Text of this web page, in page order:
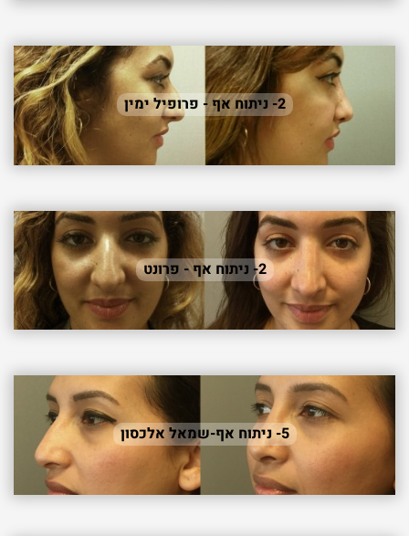
2- ניתוח אף - פרופיל ימין
2- ניתוח אף - פרונט
5- ניתוח אף-שמאל אלכסון